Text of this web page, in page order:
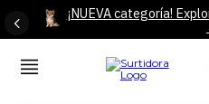
¡NUEVA categoría!